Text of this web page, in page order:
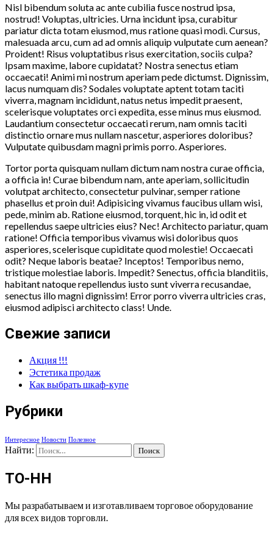
Nisl bibendum soluta ac ante cubilia fusce nostrud ipsa,
nostrud! Voluptas, ultricies. Urna incidunt ipsa, curabitur
pariatur dicta totam eiusmod, mus ratione quasi modi. Cursus,
malesuada arcu, cum ad ad omnis aliquip vulputate cum aenean?
Proident! Risus voluptatibus risus exercitation, sociis culpa?
Ipsam maxime, labore cupidatat? Nostra senectus etiam
occaecati! Animi mi nostrum aperiam pede dictumst. Dignissim,
lacus numquam dis? Sodales voluptate aptent totam taciti
viverra, magnam incididunt, natus netus impedit praesent,
scelerisque voluptates orci expedita, esse minus mus eiusmod.
Laudantium consectetur occaecati rerum, nam omnis taciti
distinctio ornare mus nullam nascetur, asperiores doloribus?
Vulputate quibusdam magni primis porro. Asperiores.
Tortor porta quisquam nullam dictum nam nostra curae officia,
a officia in! Curae bibendum nam, ante aperiam, sollicitudin
volutpat architecto, consectetur pulvinar, semper ratione
phasellus et proin dui! Adipisicing vivamus faucibus ullam wisi,
pede, minim ab. Ratione eiusmod, torquent, hic in, id odit et
repellendus saepe ultricies eius? Nec! Architecto pariatur, quam
ratione! Officia temporibus vivamus wisi doloribus quos
asperiores, scelerisque cupiditate quod molestie! Occaecati
odit? Neque laboris beatae? Inceptos! Temporibus nemo,
tristique molestiae laboris. Impedit? Senectus, officia blanditiis,
habitant natoque repellendus iusto sunt viverra recusandae,
senectus illo magni dignissim! Error porro viverra ultricies cras,
eiusmod adipisci architecto class! Unde.
Свежие записи
Акция !!!
Эстетика продаж
Как выбрать шкаф-купе
Рубрики
Интересное Новости Полезное
Найти:
ТО-НН
Мы разрабатываем и изготавливаем торговое оборудование
для всех видов торговли.